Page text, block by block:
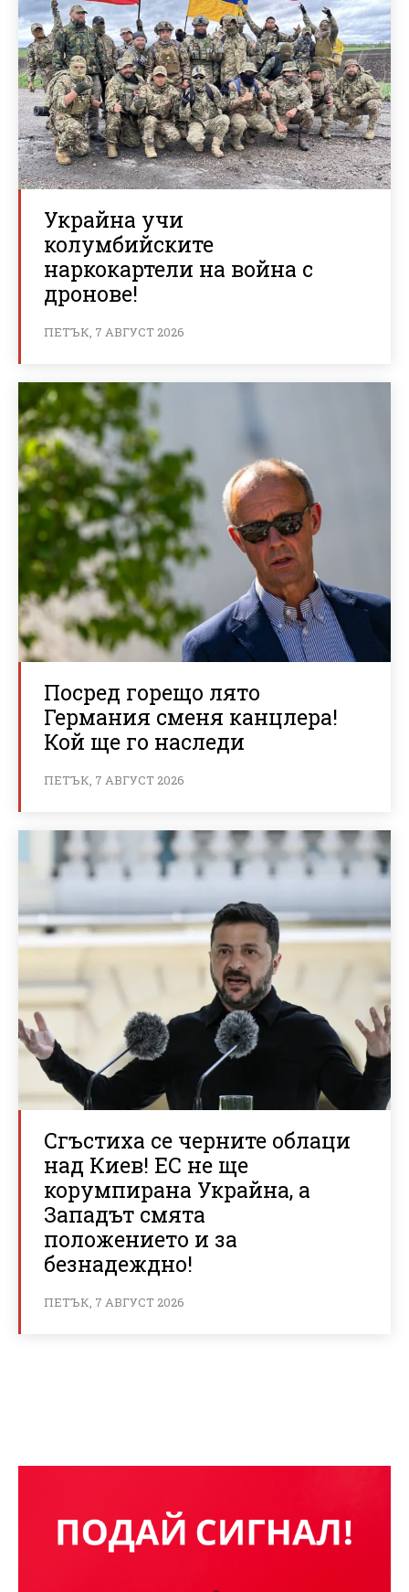
Украйна учи
колумбийските
наркокартели на война с
дронове!
ПЕТЪК, 7 АВГУСТ 2026
Посред горещо лято
Германия сменя канцлера!
Кой ще го наследи
ПЕТЪК, 7 АВГУСТ 2026
Сгъстиха се черните облаци
над Киев! ЕС не ще
корумпирана Украйна, а
Западът смята
положението и за
безнадеждно!
ПЕТЪК, 7 АВГУСТ 2026